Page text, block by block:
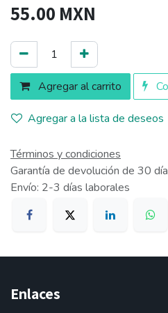
55.00 MXN
Agregar al carrito
Agregar a la lista de deseos
Términos y condiciones
Garantía de devolución de 30
Envío: 2-3 días laborales
Enlaces